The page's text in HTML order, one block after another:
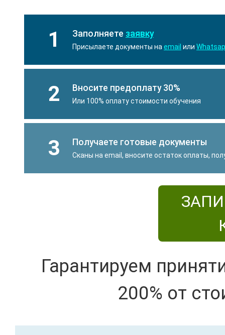
1 Заполняете заявку
Присылаете документы на email или
2 Вносите предоплату 30%
Или 100% оплату стоимости обучения
3 Получаете готовые документы
Сканы на email, вносите остаток оплаты,
Гарантируем
200% от